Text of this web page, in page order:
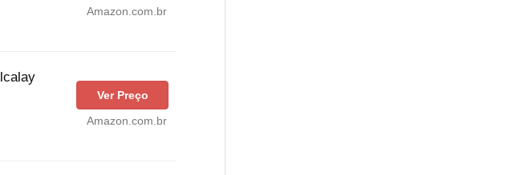
Amazon.com.br
Ver Preço
Amazon.com.br